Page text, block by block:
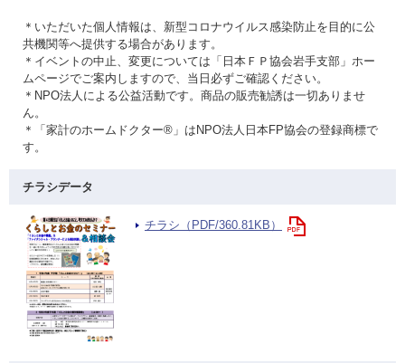
＊いただいた個人情報は、新型コロナウイルス感染防止を目的に公
共機関等へ提供する場合があります。
＊イベントの中止、変更については「日本ＦＰ協会岩手支部」ホー
ムページでご案内しますので、当日必ずご確認ください。
＊NPO法人による公益活動です。商品の販売勧誘は一切ありませ
ん。
＊「家計のホームドクター®」はNPO法人日本FP協会の登録商標で
す。
チラシデータ
チラシ（PDF/360.81KB）